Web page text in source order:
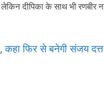
दीपिका के साथ भी
फिर से बनेगी संजय दत्त